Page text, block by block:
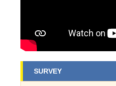
SURVEY